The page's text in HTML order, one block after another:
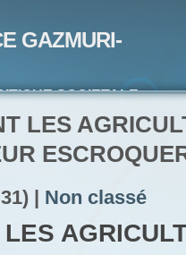
GAZMURI-
SOCIETALE-
ECRIVAIN
LES
| Non classé